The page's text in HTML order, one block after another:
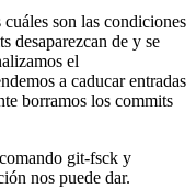
son las condiciones
desaparezcan de y se
el
a caducar entradas
borramos los commits
git-fsck y
nos puede dar.